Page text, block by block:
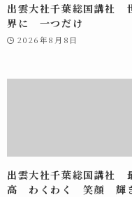
出雲大社千葉総国講社
界に 一つだけ
2026年8月8日
出雲大社千葉総国講社
高 わくわく 笑顔 輝